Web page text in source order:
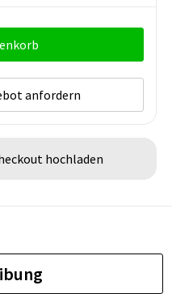
anfordern
hochladen